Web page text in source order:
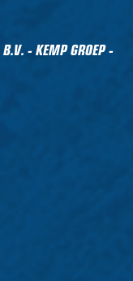
- KEMP GROEP -